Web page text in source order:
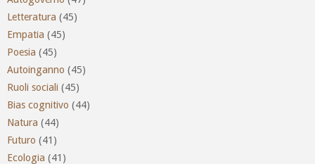
Letteratura (45)
Empatia (45)
Poesia (45)
Autoinganno (45)
Ruoli sociali (45)
Bias cognitivo (44)
Natura (44)
Futuro (41)
Ecologia (41)